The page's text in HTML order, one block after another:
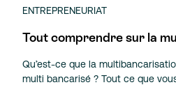
ENTREPRENEURIAT
Tout comprendre sur la
Qu’est-ce que la
multi bancarisé ? Tout ce que